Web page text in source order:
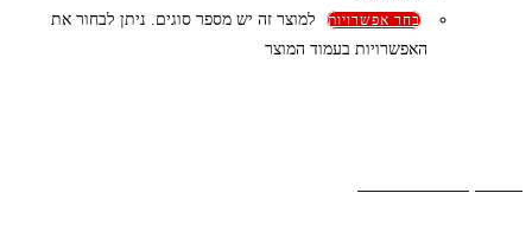
בחר אפשרויות
למוצר זה יש מספר סוגים. ניתן לבחור את
האפשרויות בעמוד המוצר